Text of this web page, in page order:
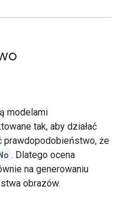
modelami
tak, aby działać
prawdopodobieństwo, że
. Dlatego ocena
na generowaniu
obrazów.